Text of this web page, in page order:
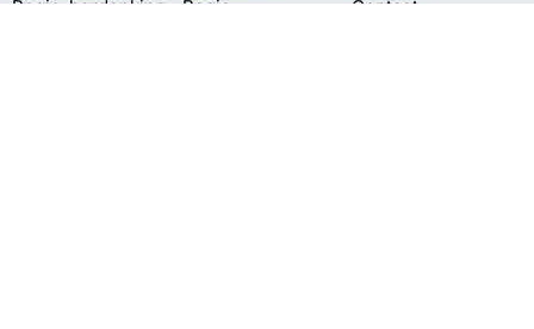
Regio-herdenking
Regio
Contact